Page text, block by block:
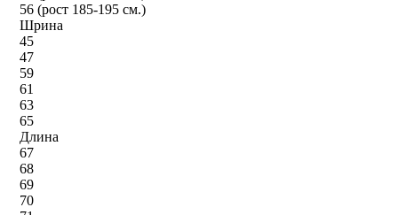
56 (рост 185-195 см.)
Шрина
45
47
59
61
63
65
Длина
67
68
69
70